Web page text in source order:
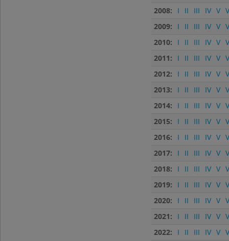
2008:
I II III IV V
2009:
I II III IV V
2010:
I II III IV V
2011:
I II III IV V
2012:
I II III IV V
2013:
I II III IV V
2014:
I II III IV V
2015:
I II III IV V
2016:
I II III IV V
2017:
I II III IV V
2018:
I II III IV V
2019:
I II III IV V
2020:
I II III IV V
2021:
I II III IV V
2022:
I II III IV V